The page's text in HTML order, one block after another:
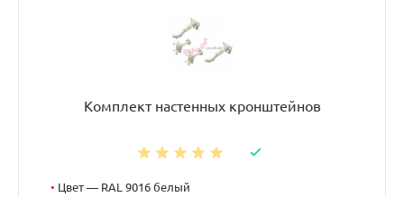
Комплект настенных кронштейнов
• Цвет — RAL 9016 белый